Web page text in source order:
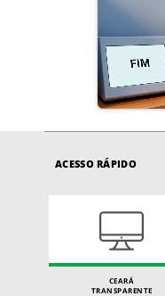
ACESSO RÁPIDO
CEARÁ
TRANSPARENTE